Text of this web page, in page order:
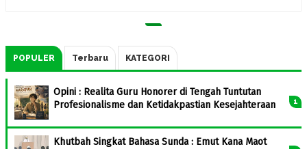
POPULER Terbaru KATEGORI
Opini : Realita Guru Honorer di Tengah Tuntutan
Profesionalisme dan Ketidakpastian Kesejahteraan
Khutbah Singkat Bahasa Sunda : Emut Kana Maot